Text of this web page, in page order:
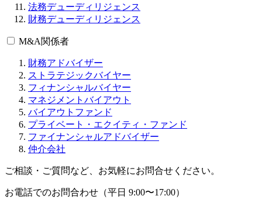
法務デューディリジェンス
財務デューディリジェンス
M&A関係者
財務アドバイザー
ストラテジックバイヤー
フィナンシャルバイヤー
マネジメントバイアウト
バイアウトファンド
プライベート・エクイティ・ファンド
ファイナンシャルアドバイザー
仲介会社
ご相談・ご質問など、お気軽にお問合せください。
お電話でのお問合わせ（平日 9:00〜17:00）